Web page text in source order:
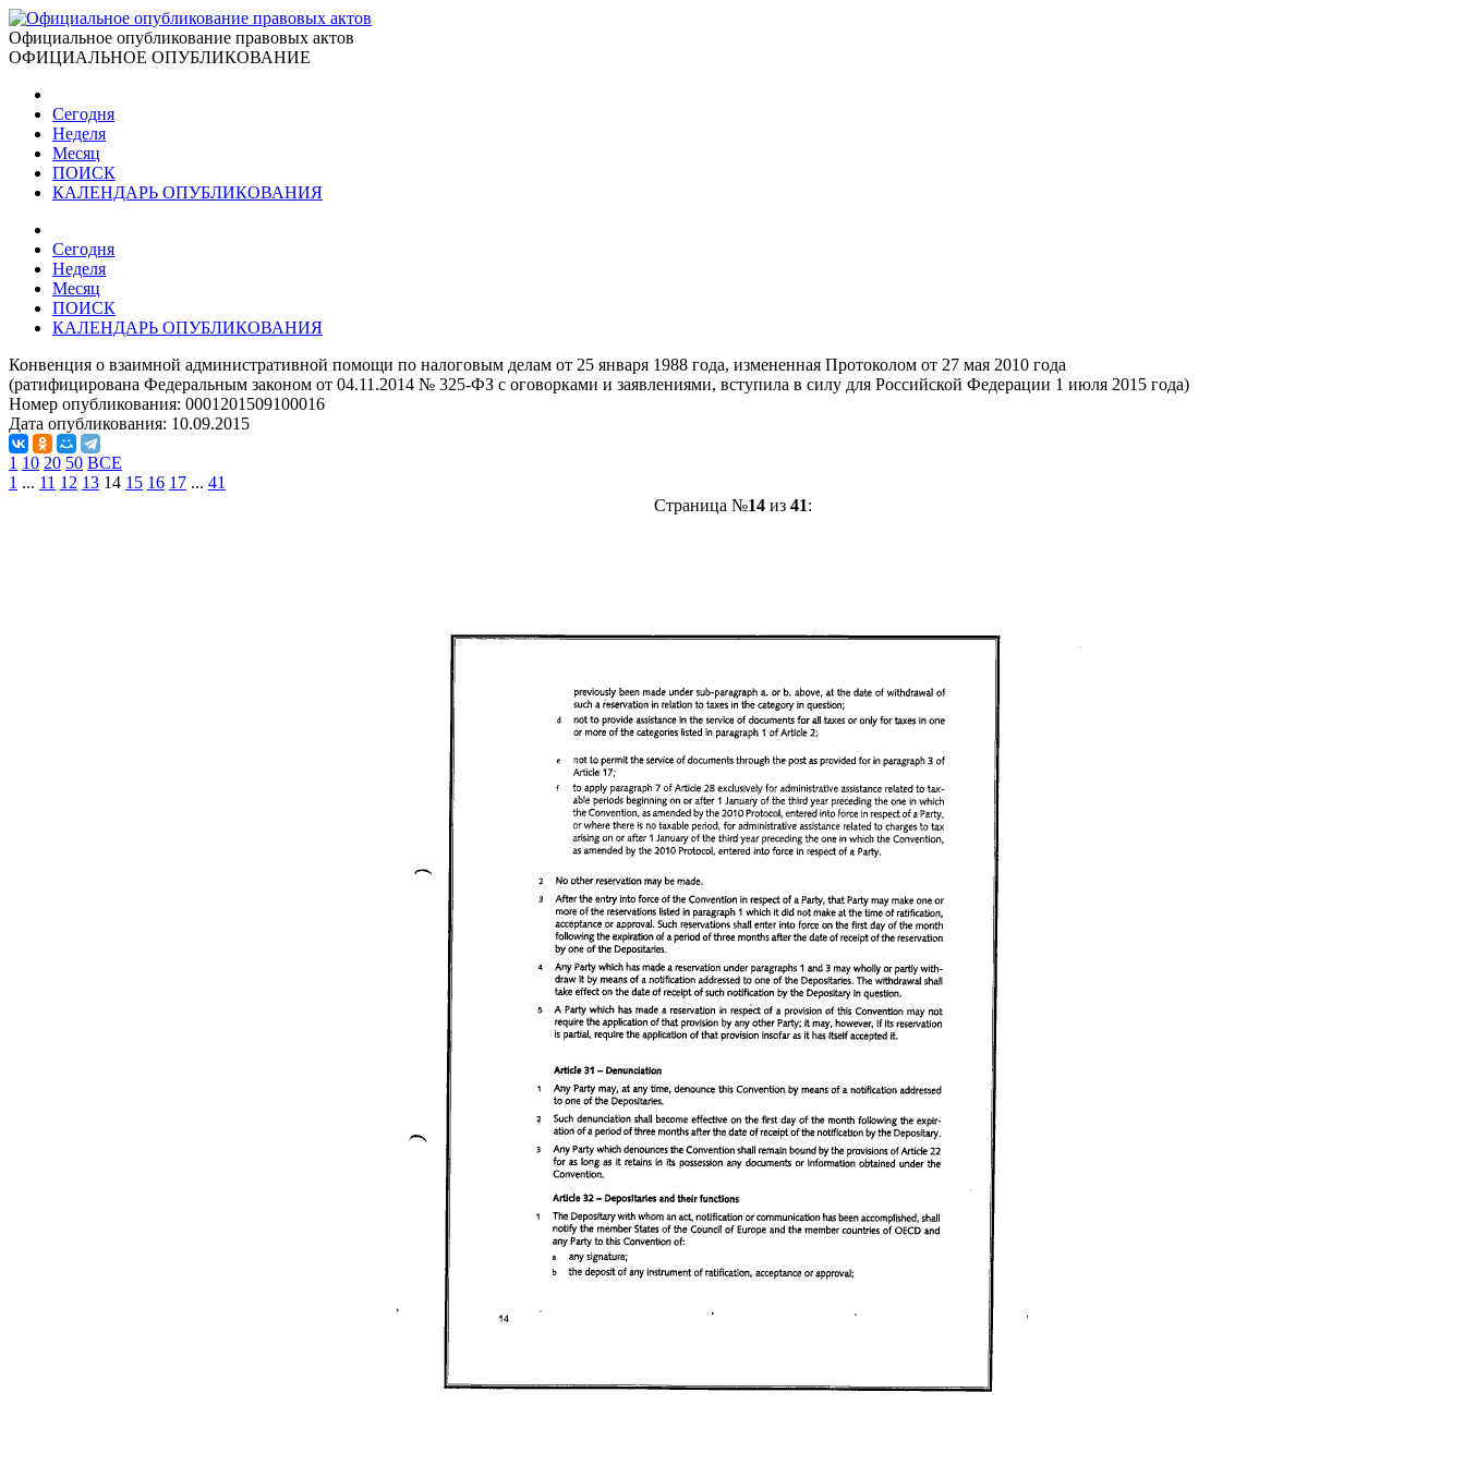
Официальное опубликование правовых актов
ОФИЦИАЛЬНОЕ ОПУБЛИКОВАНИЕ
Сегодня
Неделя
Месяц
ПОИСК
КАЛЕНДАРЬ ОПУБЛИКОВАНИЯ
Сегодня
Неделя
Месяц
ПОИСК
КАЛЕНДАРЬ ОПУБЛИКОВАНИЯ
Конвенция о взаимной административной помощи по налоговым делам от 25 января 1988 года, измененная Протоколом от 27 мая 2010 года
(ратифицирована Федеральным законом от 04.11.2014 № 325-ФЗ с оговорками и заявлениями, вступила в силу для Российской Федерации 1 июля 2015 года)
Номер опубликования: 0001201509100016
Дата опубликования: 10.09.2015
1 10 20 50 ВСЕ
1 ... 11 12 13 14 15 16 17 ... 41
Страница №14из 41: